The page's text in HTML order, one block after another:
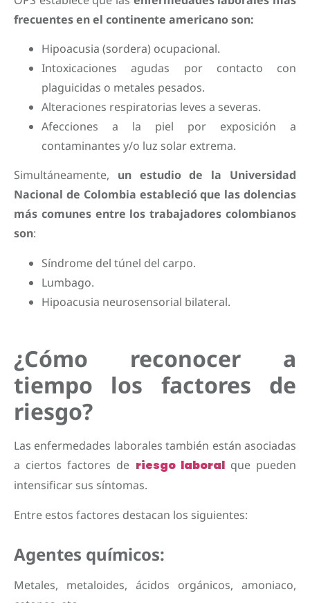
frecuentes en el continente americano son:
Hipoacusia (sordera) ocupacional.
Intoxicaciones agudas por contacto con
plaguicidas o metales pesados.
Alteraciones respiratorias leves a severas.
Afecciones a la piel por exposición a
contaminantes y/o luz solar extrema.
Simultáneamente, un estudio de la Universidad
Nacional de Colombia estableció que las dolencias
más comunes entre los trabajadores colombianos
son:
Síndrome del túnel del carpo.
Lumbago.
Hipoacusia neurosensorial bilateral.
¿Cómo reconocer a
tiempo los factores de
riesgo?
Las enfermedades laborales también están asociadas
a ciertos factores de riesgo laboralque pueden
intensificar sus síntomas.
Entre estos factores destacan los siguientes:
Agentes químicos:
Metales, metaloides, ácidos orgánicos, amoniaco,